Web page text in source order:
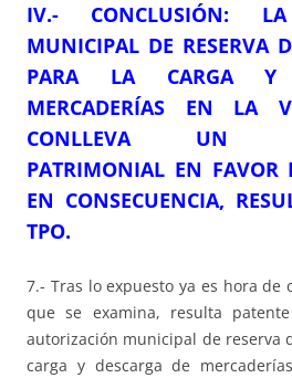
IV.- CONCLUSIÓN: LA
MUNICIPAL DE RESERVA
PARA LA CARGA Y
MERCADERÍAS EN LA
CONLLEVA UN
PATRIMONIAL EN FAVOR
EN CONSECUENCIA,
TPO.
7.- Tras lo expuesto ya es hora de
que se examina, resulta
autorización municipal de reserva
carga y descarga de